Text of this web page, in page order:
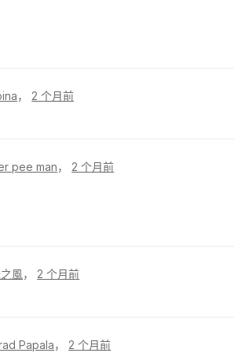
， 2 个月前
pee man， 2 个月前
風 ， 2 个月前
Papala， 2 个月前